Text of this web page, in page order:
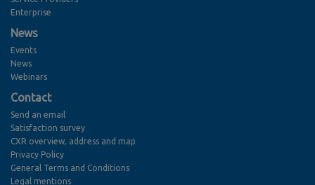
Enterprise
News
Events
News
Webinars
Contact
Send an email
Satisfaction survey
CXR overview, address and map
Privacy Policy
General Terms and Conditions
Legal mentions